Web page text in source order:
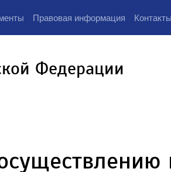
Правовая информация Контакты
Федерации